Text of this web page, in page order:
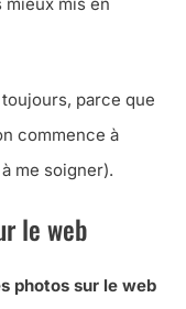
mis en
parce que
commence à
me soigner).
le web
photos sur le web